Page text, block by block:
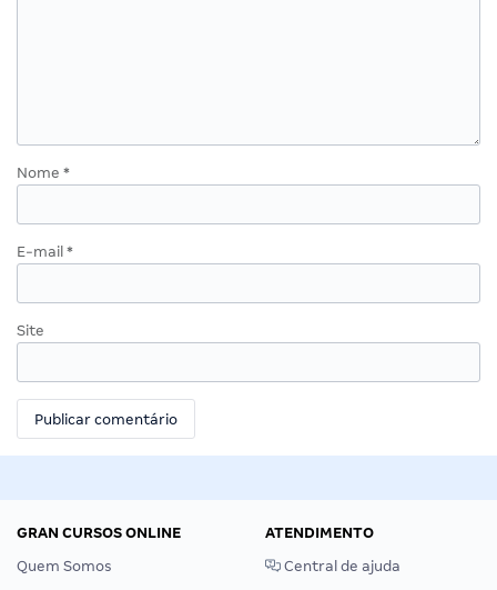
Nome *
E-mail *
Site
GRAN CURSOS ONLINE
Quem Somos
ATENDIMENTO
Central de ajuda